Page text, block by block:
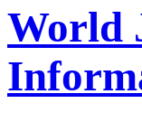
World